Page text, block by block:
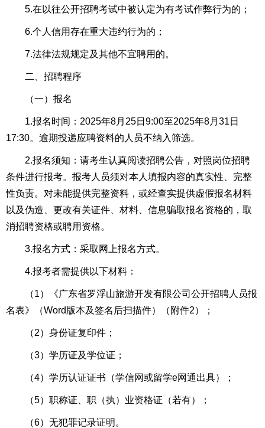
5.在以往公开招聘考试中被认定为有考试作弊行为的；
6.个人信用存在重大违约行为的；
7.法律法规规定及其他不宜聘用的。
二、招聘程序
（一）报名
1.报名时间：2025年8月25日9:00至2025年8月31日
17:30。逾期投递应聘资料的人员不纳入筛选。
2.报名须知：请考生认真阅读招聘公告，对照岗位招聘
条件进行报考。报考人员须对本人填报内容的真实性、完整
性负责。对未能提供完整资料，或经查实提供虚假报名材料
以及伪造、更改有关证件、材料、信息骗取报名资格的，取
消招聘资格或聘用资格。
3.报名方式：采取网上报名方式。
4.报考者需提供以下材料：
（1）《广东省罗浮山旅游开发有限公司公开招聘人员报
名表》（Word版本及签名后扫描件）（附件2）；
（2）身份证复印件；
（3）学历证及学位证；
（4）学历认证证书（学信网或留学e网通出具）；
（5）职称证、职（执）业资格证（若有）；
（6）无犯罪记录证明。